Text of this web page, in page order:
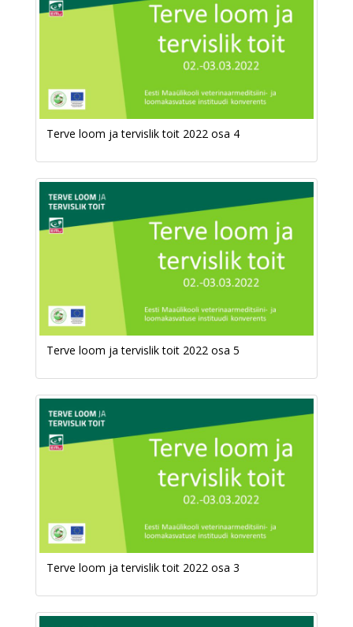
Terve loom ja tervislik toit 2022 osa 4
Terve loom ja tervislik toit 2022 osa 5
Terve loom ja tervislik toit 2022 osa 3